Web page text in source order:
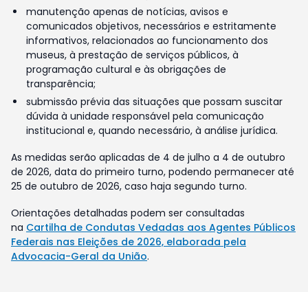
manutenção apenas de notícias, avisos e
comunicados objetivos, necessários e estritamente
informativos, relacionados ao funcionamento dos
museus, à prestação de serviços públicos, à
programação cultural e às obrigações de
transparência;
submissão prévia das situações que possam suscitar
dúvida à unidade responsável pela comunicação
institucional e, quando necessário, à análise jurídica.
As medidas serão aplicadas de 4 de julho a 4 de outubro
de 2026, data do primeiro turno, podendo permanecer até
25 de outubro de 2026, caso haja segundo turno.
Orientações detalhadas podem ser consultadas
na Cartilha de Condutas Vedadas aos Agentes Públicos
Federais nas Eleições de 2026, elaborada pela
Advocacia-Geral da União.